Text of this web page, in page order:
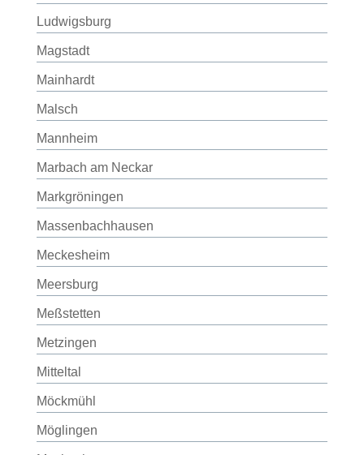
Ludwigsburg
Magstadt
Mainhardt
Malsch
Mannheim
Marbach am Neckar
Markgröningen
Massenbachhausen
Meckesheim
Meersburg
Meßstetten
Metzingen
Mitteltal
Möckmühl
Möglingen